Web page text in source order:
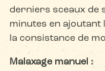
derniers sceaux de
minutes en ajoutant
la consistance de
Malaxage manuel :